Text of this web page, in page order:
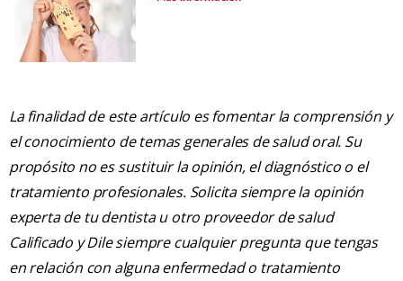
La finalidad de este artículo es fomentar la comprensión y
el conocimiento de temas generales de salud oral. Su
propósito no es sustituir la opinión, el diagnóstico o el
tratamiento profesionales. Solicita siempre la opinión
experta de tu dentista u otro proveedor de salud
Calificado y Dile siempre cualquier pregunta que tengas
en relación con alguna enfermedad o tratamiento